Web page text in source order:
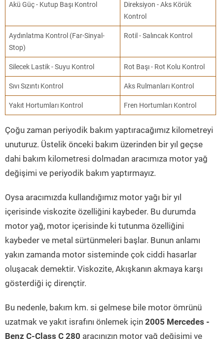
Akü Güç - Kutup Başı Kontrol
Direksiyon - Aks Körük
Kontrol
Aydınlatma Kontrol (Far-Sinyal-
Stop)
Rotil - Salıncak Kontrol
Silecek Lastik - Suyu Kontrol Rot Başı - Rot Kolu Kontrol
Sıvı Sızıntı Kontrol Aks Rulmanları Kontrol
Yakıt Hortumları Kontrol Fren Hortumları Kontrol
Çoğu zaman periyodik bakım yaptıracağımız kilometreyi
unuturuz. Üstelik önceki bakım üzerinden bir yıl geçse
dahi bakım kilometresi dolmadan aracımıza motor yağ
değişimi ve periyodik bakım yaptırmayız.
Oysa aracımızda kullandığımız motor yağı bir yıl
içerisinde viskozite özelliğini kaybeder. Bu durumda
motor yağ, motor içerisinde ki tutunma özelliğini
kaybeder ve metal sürtünmeleri başlar. Bunun anlamı
yakın zamanda motor sisteminde çok ciddi hasarlar
oluşacak demektir. Viskozite, Akışkanın akmaya karşı
gösterdiği iç dirençtir.
Bu nedenle, bakım km. si gelmese bile motor ömrünü
uzatmak ve yakıt israfını önlemek için 2005 Mercedes -
Benz C-Class C 280 aracınızın motor yağ değişimi ve